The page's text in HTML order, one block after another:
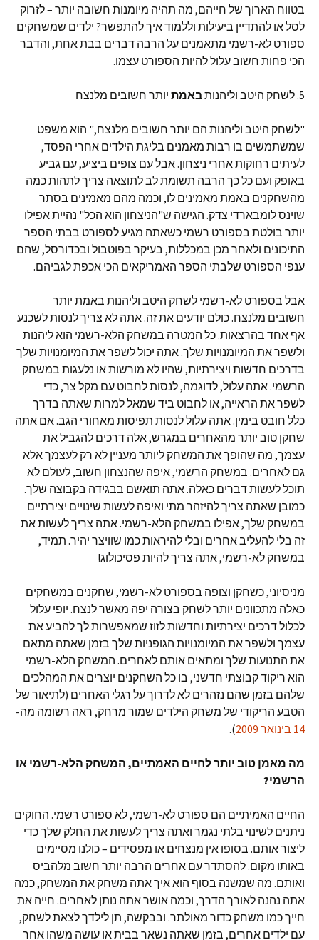
בטווח הארוך של חייהם, מה תהיה מיומנות חשובה יותר – לזרוק
לסל או להתדיין ביעילות וללמוד איך להתפשר? ילדים שמשחקים
ספורט לא-רשמי מתאמנים על הרבה דברים בבת אחת, והדבר
הכי פחות חשוב עלול להיות הספורט עצמו.
5. לשחק היטב וליהנות באמת יותר חשובים מלנצח
"לשחק היטב וליהנות הם יותר חשובים מלנצח," הוא משפט
שמשתמשים בו רבות מאמנים בליגת הילדים אחרי הפסד,
לעיתים רחוקות אחרי ניצחון. אבל עם צופים ביציע, עם גביע
באופק ועם כל כך הרבה תשומת לב לתוצאה צריך לתהות כמה
מהשחקנים באמת מאמינים לו, וכמה מהם מאמינים בסתר
שוינס לומבארדי צדק. הגישה ש"הניצחון הוא הכל" נהיית אפילו
יותר בולטת בספורט רשמי כשאתה מגיע לספורט בבתי הספר
התיכונים ולאחר מכן במכללות, בעיקר בפוטבול ובכדורסל, שהם
ענפי הספורט שלבתי הספר האמריקאים הכי אכפת לגביהם.
אבל בספורט לא-רשמי לשחק היטב וליהנות באמת יותר
חשובים מלנצח. כולם יודעים את זה. אתה לא צריך לנסות לשכנע
אף אחד בהרצאות. כל המטרה במשחק הלא-רשמי הוא ליהנות
ולשפר את המיומנויות שלך. אתה יכול לשפר את המיומנויות שלך
בדרכים חדשות ויצירתיות, שהיו לא מורשות או נלעגות במשחק
הרשמי. אתה עלול, לדוגמה, לנסות לחבוט עם מקל צר, כדי
לשפר את הראייה, או לחבוט ביד שמאל למרות שאתה בדרך
כלל חובט בימין. אתה עלול לנסות תפיסות מאחורי הגב. אם אתה
שחקן טוב יותר מהאחרים במגרש, אלה דרכים להגביל את
עצמך, מה שהופך את המשחק ליותר מעניין לא רק לעצמך אלא
גם לאחרים. במשחק הרשמי, איפה שהנצחון חשוב, לעולם לא
תוכל לעשות דברים כאלה. אתה תואשם בבגידה בקבוצה שלך.
כמובן שאתה צריך להיזהר מתי ואיפה לעשות שינויים יצירתיים
במשחק שלך, אפילו במשחק הלא-רשמי. אתה צריך לעשות את
זה בלי להעליב אחרים ובלי להיראות כמו שוויצר יהיר. תמיד,
במשחק לא-רשמי, אתה צריך להיות פסיכולוג!
מניסיוני, כשחקן וצופה בספורט לא-רשמי, שחקנים במשחקים
כאלה מתכוונים יותר לשחק בצורה יפה מאשר לנצח. יופי עלול
לכלול דרכים יצירתיות וחדשות לזוז שמאפשרות לך להביע את
עצמך ולשפר את המיומנויות הגופניות שלך בזמן שאתה מתאם
את התנועות שלך ומתאים אותם לאחרים. המשחק הלא-רשמי
הוא ריקוד קבוצתי חדשני, בו כל השחקנים יוצרים את המהלכים
שלהם בזמן שהם נזהרים לא לדרוך על רגלי האחרים (לתיאור של
הטבע הריקודי של משחק הילדים שמור מרחק, ראה רשומה מה-
14 בינואר 2009
).
מה מאמן טוב יותר לחיים האמתיים, המשחק הלא-רשמי או
הרשמי?
החיים האמיתיים הם ספורט לא-רשמי, לא ספורט רשמי. החוקים
ניתנים לשינוי בלתי נגמר ואתה צריך לעשות את החלק שלך כדי
ליצור אותם. בסופו אין מנצחים או מפסידים – כולנו מסיימים
באותו מקום. להסתדר עם אחרים הרבה יותר חשוב מלהביס
ואותם. מה שמשנה בסוף הוא איך אתה משחק את המשחק, כמה
אתה נהנה לאורך הדרך, וכמה אושר אתה נותן לאחרים. חייה את
חייך כמו משחק כדור מאולתר. ובבקשה, תן לילדך לצאת לשחק,
עם ילדים אחרים, בזמן שאתה נשאר בבית או עושה משהו אחר